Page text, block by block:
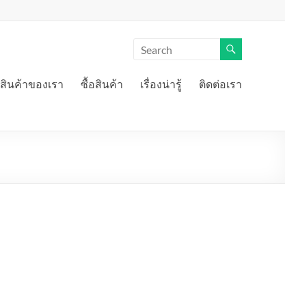
สินค้าของเรา ซื้อสินค้า เรื่องน่ารู้ ติดต่อเรา